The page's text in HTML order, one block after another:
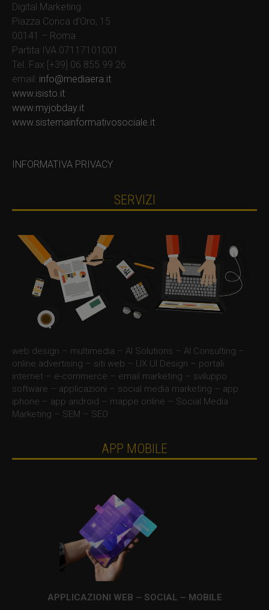
Digital Marketing
Piazza Conca d’Oro, 15
00141 – Roma
Partita IVA 07117101001
Tel. Fax [+39] 06 855 99 26
email: info@mediaera.it
www.isisto.it
www.myjobday.it
www.sistemainformativosociale.it
INFORMATIVA PRIVACY
SERVIZI
web design – multimedia – AI Solutions – AI Consulting –
online advertising – siti web – UX UI Design – portali
internet – e-commerce – email marketing – sviluppo
software – applicazioni – social media marketing – app
iphone – app android – mappe online – Social Media
Marketing – SEM – SEO
APP MOBILE
APPLICAZIONI WEB – SOCIAL – MOBILE